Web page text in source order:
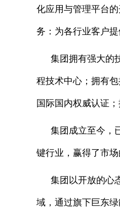
化应用与管理平台
务：为各行业客户
集团拥有强大的
程技术中心；拥有
国际国内权威认证
集团成立至今，
键行业，赢得了市场
集团以开放的心
域，通过旗下巨东